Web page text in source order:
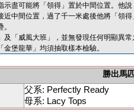
示盡可能將「領得」置於中間位置。他
近中間位置，過了千一米處後他將「領
「威風大班」，並無發現任何明顯異常
金堡龍華」均須抽取樣本檢驗。
勝出馬
父系: Perfectly Ready
母系: Lacy Tops